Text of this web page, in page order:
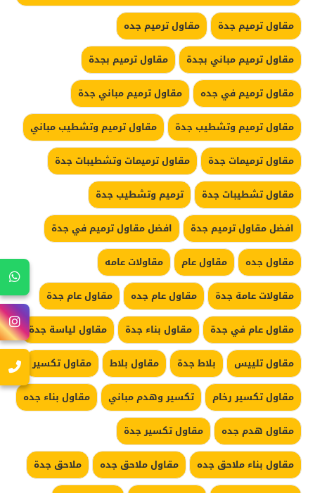
مقاول ترميم جدة
مقاول ترميم جده
مقاول ترميم مباني بجدة
مقاول ترميم بجدة
مقاول ترميم في جده
مقاول ترميم مباني جدة
مقاول ترميم وتشطيب جدة
مقاول ترميم وتشطيب مباني
مقاول ترميمات جدة
مقاول ترميمات وتشطيبات جدة
مقاول تشطيبات جدة
ترميم وتشطيب جدة
افضل مقاول ترميم جدة
افضل مقاول ترميم في جدة
مقاول جده
مقاول عام
مقاولات عامه
مقاولات عامة جدة
مقاول عام جده
مقاول عام جدة
مقاول عام في جدة
مقاول بناء جدة
مقاول لياسة جدة
مقاول تلييس
بلاط جدة مقاول بلاط
مقاول تكسير
مقاول تكسير رخام
تكسير وهدم مباني
مقاول بناء جده
مقاول هدم جده
مقاول تكسير جدة
مقاول بناء ملاحق جده
مقاول ملاحق جده
ملاحق جدة